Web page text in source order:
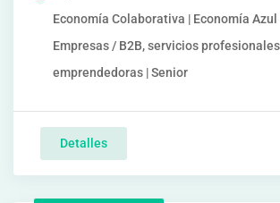
Economía Colaborativa | Economía Azul
Empresas / B2B, servicios
emprendedoras | Senior
Detalles